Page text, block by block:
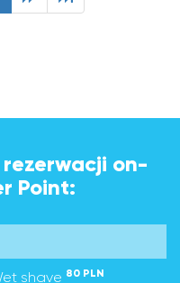
rezerwacji on-
Point:
shave 80 PLN